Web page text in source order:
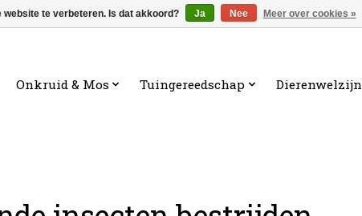
Onkruid & Mos Tuingereedschap Dierenwelzijn
website te verbeteren. Is dat akkoord? Ja Nee Meer over cookies »